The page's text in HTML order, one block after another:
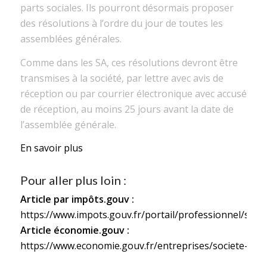
parts sociales. Ils pourront désormais proposer
des résolutions à l’ordre du jour de toutes les
assemblées générales.
Comme dans les SA, ces résolutions devront être
transmises à la société, par lettre avec avis de
réception ou par courrier électronique avec accusé
de réception, au moins 25 jours avant la date de
l’assemblée générale.
En savoir plus
Pour aller plus loin :
Article par impôts.gouv :
https://www.impots.gouv.fr/portail/professionnel/
Article économie.gouv :
https://www.economie.gouv.fr/entreprises/societe-